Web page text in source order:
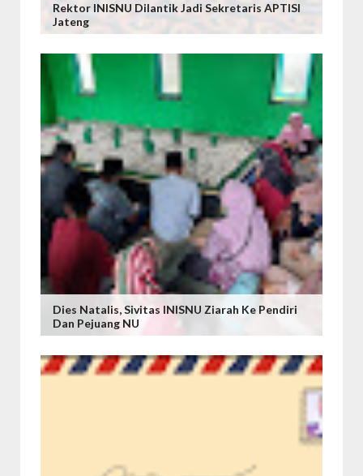
Rektor INISNU Dilantik Jadi Sekretaris APTISI
Jateng
Dies Natalis, Sivitas INISNU Ziarah Ke Pendiri
Dan Pejuang NU